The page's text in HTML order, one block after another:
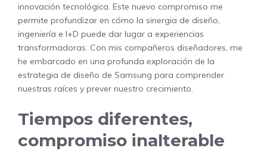
innovación tecnológica. Este nuevo compromiso me
permite profundizar en cómo la sinergia de diseño,
ingeniería e I+D puede dar lugar a experiencias
transformadoras. Con mis compañeros diseñadores, me
he embarcado en una profunda exploración de la
estrategia de diseño de Samsung para comprender
nuestras raíces y prever nuestro crecimiento.
Tiempos diferentes,
compromiso inalterable